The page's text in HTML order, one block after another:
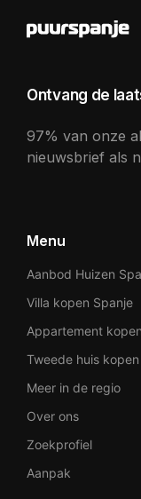
Ontvang de
97% van onze
nieuwsbrief als
Menu
Aanbod Huizen
Villa kopen Spanje
Appartement
Tweede huis
Meer in de regio
Over ons
Zoekprofiel
Aanpak